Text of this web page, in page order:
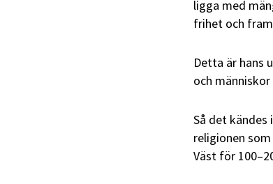
ligga med
frihet och
Detta är hans
och
Så det
religionen
Väst för